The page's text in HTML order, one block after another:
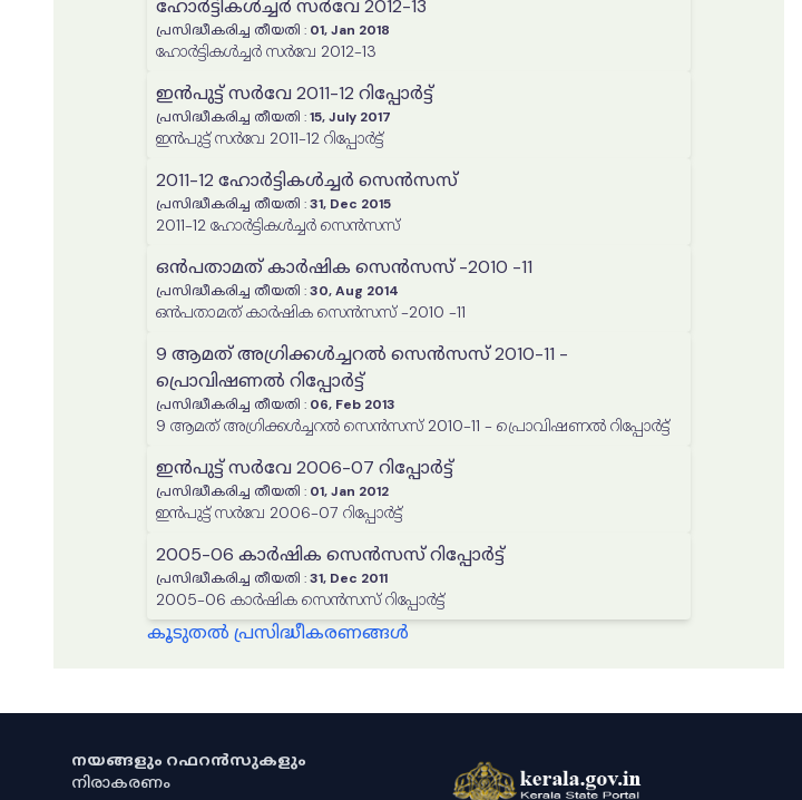
ഹോർട്ടികൾച്ചർ സർവേ 2012-13
പ്രസിദ്ധീകരിച്ച തീയതി : 01, Jan 2018
ഹോർട്ടികൾച്ചർ സർവേ 2012-13
ഇൻപുട്ട് സർവേ 2011-12 റിപ്പോർട്ട്
പ്രസിദ്ധീകരിച്ച തീയതി :15, July 2017
ഇൻപുട്ട് സർവേ 2011-12 റിപ്പോർട്ട്
2011-12 ഹോർട്ടികൾച്ചർ സെൻസസ്
പ്രസിദ്ധീകരിച്ച തീയതി :31, Dec 2015
2011-12 ഹോർട്ടികൾച്ചർ സെൻസസ്
ഒൻപതാമത് കാർഷിക സെൻസസ് -2010 -11
പ്രസിദ്ധീകരിച്ച തീയതി :30, Aug 2014
ഒൻപതാമത് കാർഷിക സെൻസസ് -2010 -11
9 ആമത് അഗ്രിക്കൾച്ചറൽ സെൻസസ് 2010-11 -
പ്രൊവിഷണൽ റിപ്പോർട്ട്
പ്രസിദ്ധീകരിച്ച തീയതി : 06, Feb 2013
9 ആമത് അഗ്രിക്കൾച്ചറൽ സെൻസസ് 2010-11 - പ്രൊവിഷണൽ റിപ്പോർട്ട്
ഇൻപുട്ട് സർവേ 2006-07 റിപ്പോർട്ട്
പ്രസിദ്ധീകരിച്ച തീയതി : 01, Jan 2012
ഇൻപുട്ട് സർവേ 2006-07 റിപ്പോർട്ട്
2005-06 കാർഷിക സെൻസസ് റിപ്പോർട്ട്
പ്രസിദ്ധീകരിച്ച തീയതി :31, Dec 2011
2005-06 കാർഷിക സെൻസസ് റിപ്പോർട്ട്
കൂടുതൽ പ്രസിദ്ധീകരണങ്ങൾ
നയങ്ങളും റഫറൻസുകളും
നിരാകരണം